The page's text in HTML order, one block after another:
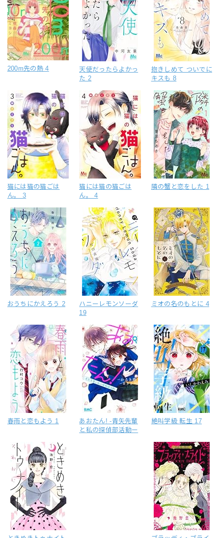
200m先の熱 4
天使だったらよかっ
た 2
抱きしめて ついでに
キスも 8
猫には猫の猫ごは
ん。 3
猫には猫の猫ごは
ん。 4
隣の蟹と恋をした 1
おうちにかえろう 2
ハニーレモンソーダ
19
ミオの名のもとに 4
春雨と恋もよう 1
あおたん! -青矢先輩
と私の探偵部活動ー
絶叫学級 転生 17